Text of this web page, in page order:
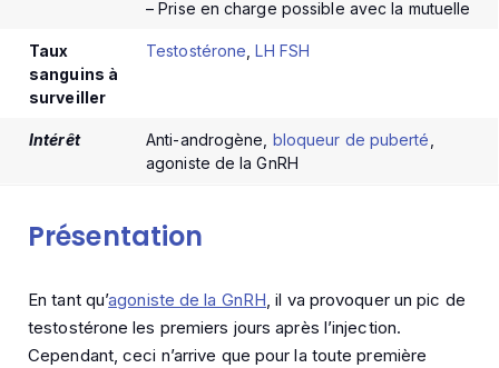
– Prise en charge possible avec la mutuelle
Taux
sanguins à
surveiller
Testostérone ,LH FSH
Intérêt Anti-androgène, bloqueur de puberté
agoniste de la GnRH
Présentation
En tant qu’agoniste de la GnRH , il va provoquer un pic de
testostérone les premiers jours après l’injection.
Cependant, ceci n’arrive que pour la toute première